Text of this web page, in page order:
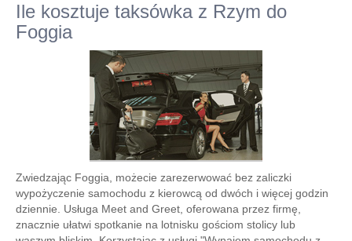
Ile kosztuje taksówka z Rzym do
Foggia
Zwiedzając Foggia, możecie zarezerwować bez zaliczki
wypożyczenie samochodu z kierowcą od dwóch i więcej godzin
dziennie. Usługa Meet and Greet, oferowana przez firmę,
znacznie ułatwi spotkanie na lotnisku gościom stolicy lub